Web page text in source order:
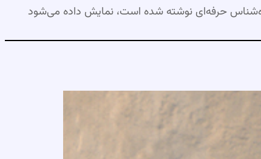
حرفه‌ای نوشته شده است، نمایش داده می‌شود